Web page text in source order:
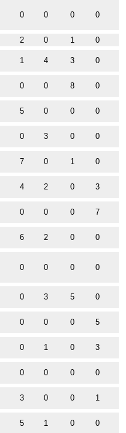
0 0 0 0
2 0 1 0
1 4 3 0
0 0 8 0
5 0 0 0
0 3 0 0
7 0 1 0
4 2 0 3
0 0 0 7
6 2 0 0
0 0 0 0
0 3 5 0
0 0 0 5
0 1 0 3
0 0 0 0
3 0 0 1
5 1 0 0